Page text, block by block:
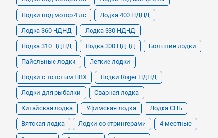
Лодки под мотор 4 лс Лодка 400 НДНД
Лодка 360 НДНД Лодка 330 НДНД
Лодка 310 НДНД Лодка 300 НДНД Большие лодки
Пайольные лодки Легкие лодки
Лодки с толстым ПВХ Лодки Roger НДНД
Лодки для рыбалки Сварная лодка
Китайская лодка Уфимская лодка Лодка СПБ
Вятская лодка Лодки со стрингерами 4-местные